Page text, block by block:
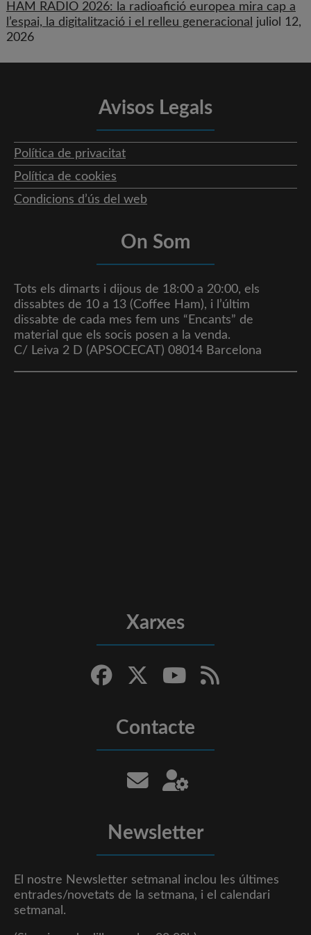
HAM RADIO 2026: la radioafició europea mira cap a
l’espai, la digitalització i el relleu generacional
juliol 12,
2026
Avisos Legals
Política de privacitat
Política de cookies
Condicions d’ús del web
On Som
Tots els dimarts i dijous de 18:00 a 20:00, els
dissabtes de 10 a 13 (Coffee Ham), i l’últim
dissabte de cada mes fem uns “Encants” de
material que els socis posen a la venda.
C/ Leiva 2 D (APSOCECAT) 08014 Barcelona
Xarxes
Contacte
Newsletter
El nostre Newsletter setmanal inclou les últimes
entrades/novetats de la setmana, i el calendari
setmanal.